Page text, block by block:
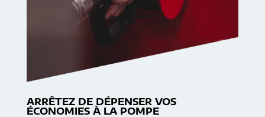
ARRÊTEZ DE DÉPENSER VOS
ÉCONOMIES À LA POMPE